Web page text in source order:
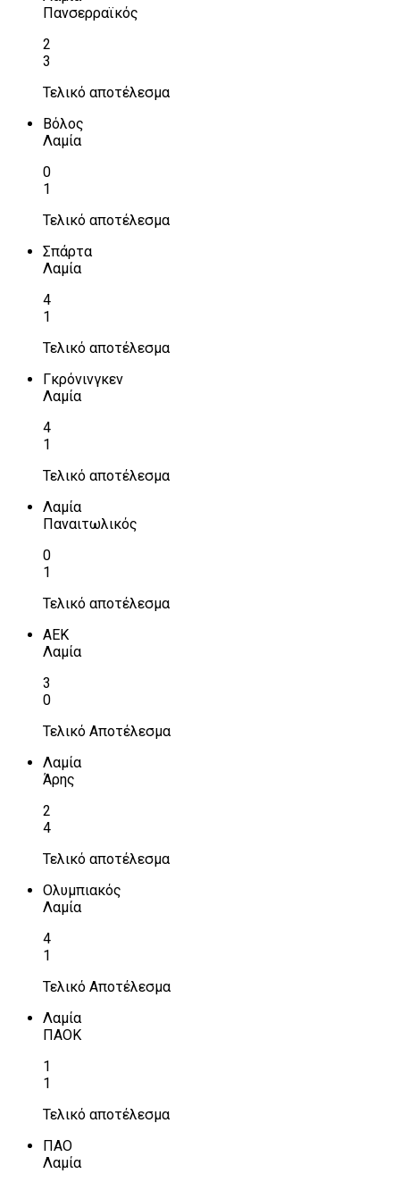
Πανσερραϊκός
2
3
Τελικό αποτέλεσμα
Βόλος
Λαμία
0
1
Τελικό αποτέλεσμα
Σπάρτα
Λαμία
4
1
Τελικό αποτέλεσμα
Γκρόνινγκεν
Λαμία
4
1
Τελικό αποτέλεσμα
Λαμία
Παναιτωλικός
0
1
Τελικό αποτέλεσμα
ΑΕΚ
Λαμία
3
0
Τελικό Αποτέλεσμα
Λαμία
Άρης
2
4
Τελικό αποτέλεσμα
Ολυμπιακός
Λαμία
4
1
Τελικό Αποτέλεσμα
Λαμία
ΠΑΟΚ
1
1
Τελικό αποτέλεσμα
ΠΑΟ
Λαμία